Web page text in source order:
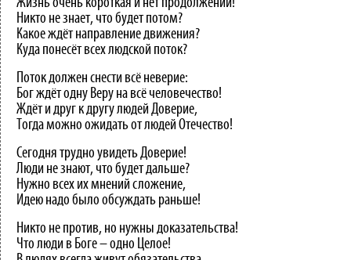
Жизнь очень короткая и нет продолжений!
Никто не знает, что будет потом?
Какое ждёт направление движения?
Куда понесёт всех людской поток?
Поток должен снести всё неверие:
Бог ждёт одну Веру на всё человечество!
Ждёт и друг к другу людей Доверие,
Тогда можно ожидать от людей Отечество!
Сегодня трудно увидеть Доверие!
Люди не знают, что будет дальше?
Нужно всех их мнений сложение,
Идею надо было обсуждать раньше!
Никто не против, но нужны доказательства!
Что люди в Боге – одно Целое!